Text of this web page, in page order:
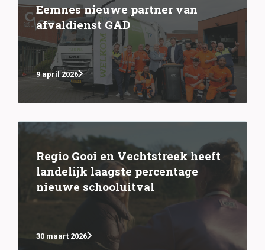
Eemnes nieuwe partner van
afvaldienst GAD
9 april 2026
Regio Gooi en Vechtstreek heeft
landelijk laagste percentage
nieuwe schooluitval
30 maart 2026